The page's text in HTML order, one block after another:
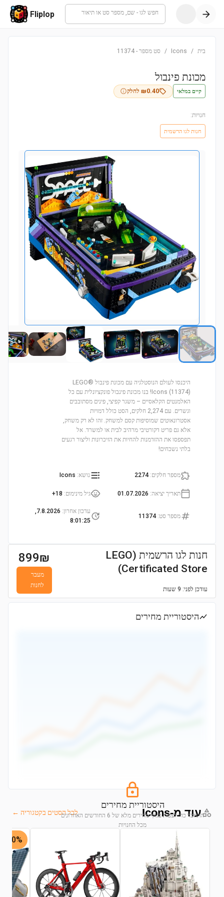
חפש לגו - שם, מספר סט או תיאור Fliplop
בית /
Icons
/ סט מספר -
11374
מכונת פינבול
קיים במלאי ₪0.40 לחלק
חנויות:
חנות לגו הרשמית
היכנסו לעולם הנוסטלגיה עם מכונת פינבול LEGO®
Icons (11374)! בנו מכונת פינבול פונקציונלית עם כל
האלמנטים הקלאסיים – משגר קפיצי, פינים מסתובבים
וגשרים. עם 2,274 חלקים, הסט כולל דמויות
אסטרונאוטים שמוסיפות קסם למשחק. זהו לא רק משחק,
אלא גם פריט דקורטיבי מרהיב לבית או למשרד. אל
תפספסו את ההזדמנות להחיות את הזיכרונות וליצור רגעים
בלתי נשכחים!
מספר חלקים:
2274 נושא:
Icons
תאריך יציאה:
01.07.2026 גיל מינימום:
18+
מספר סט:
11374
עדכון אחרון:
7.8.2026,
8:01:25
חנות לגו הרשמית (LEGO
Certificated Store)
עודכן לפני: 9 שעות
899₪
מעבר
לחנות
היסטוריית מחירים
היסטוריית מחירים
התחבר כדי לצפות בגרף מחירים מלא של 6 החודשים האחרונים
מכל החנויות
עוד מ-Icons לכל הסטים בקטגוריה ←
20% -